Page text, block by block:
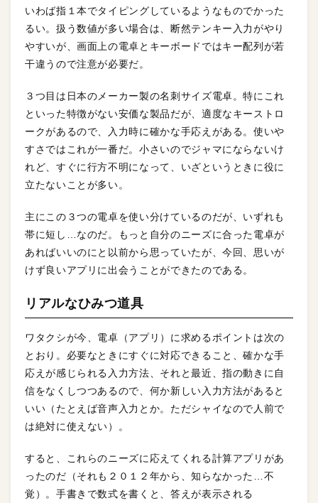
いわば指１本でタイピングしているようなものでかった
るい。扱う数値が多い場合は、断然テンキー入力がやり
やすいが、画面上の電卓とキーボードではキー配列が若
干違うので注意が必要だ。
３つ目は日本のメーカー製の名刺サイズ電卓。特にこれ
といった特徴がない安価な製品だが、適度なキーストロ
ークがあるので、入力時に確かな手応えがある。使いや
すさではこれが一番だ。小さいのでジャマにならないけ
れど、すぐに行方不明になって、いざというときに役に
立たないことが多い。
主にこの３つの電卓を使い分けているのだが、いずれも
帯に短し…なのだ。もっと自分のニーズに合った電卓が
あればいいのにと以前から思っていたが、今回、思いが
けず良いアプリに出会うことができたのである。
リアルなひみつ道具
ワタクシが今、電卓（アプリ）に求めるポイントは次の
とおり。必要なときにすぐに対応できること、確かな手
応えが感じられる入力方法、それと最近、指の動きに自
信をなくしつつあるので、何か新しい入力方法があると
いい（たとえば音声入力とか。ただシャイなので人前で
は絶対に使えない）。
すると、これらのニーズに応えてくれる計算アプリがあ
ったのだ（それも２０１２年から、知らなかった…不
覚）。手書きで数式を書くと、答えが表示される